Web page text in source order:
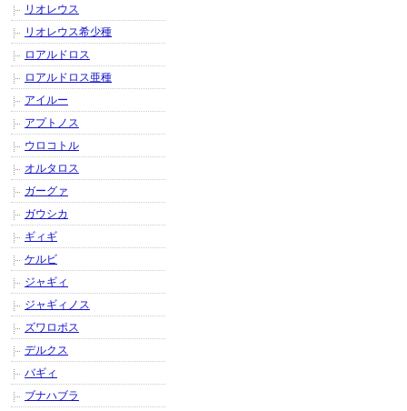
リオレウス
リオレウス希少種
ロアルドロス
ロアルドロス亜種
アイルー
アプトノス
ウロコトル
オルタロス
ガーグァ
ガウシカ
ギィギ
ケルビ
ジャギィ
ジャギィノス
ズワロポス
デルクス
バギィ
ブナハブラ